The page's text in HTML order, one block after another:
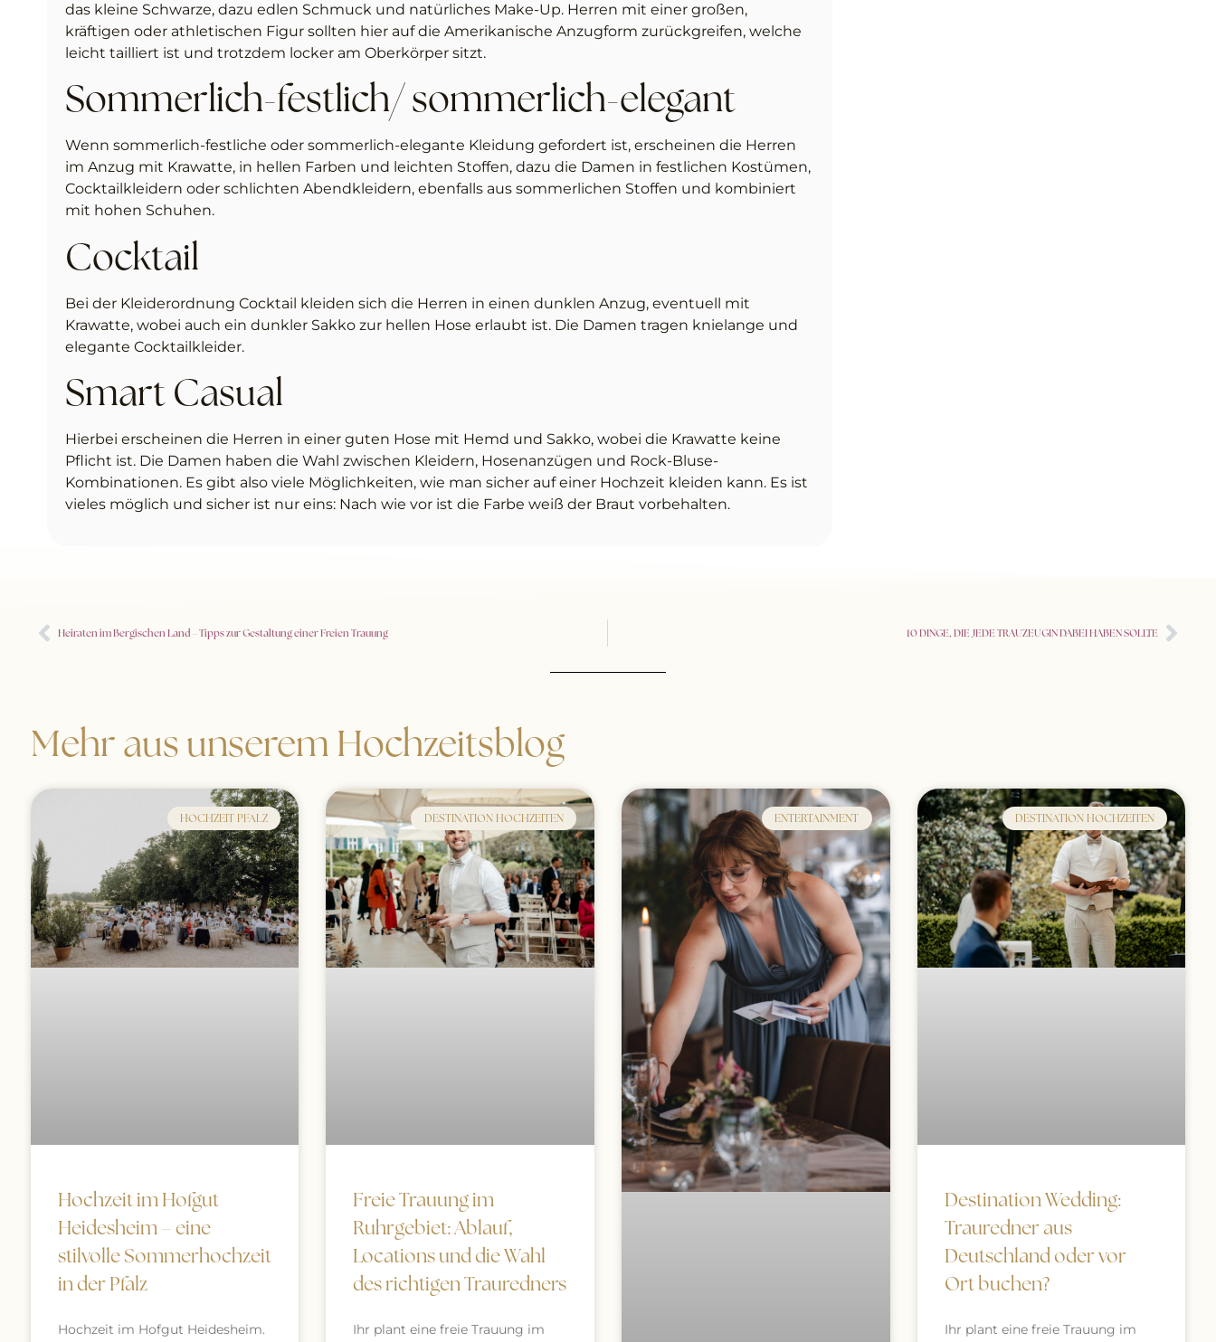
das kleine Schwarze, dazu edlen Schmuck und natürliches Make-Up. Herren mit einer großen,
kräftigen oder athletischen Figur sollten hier auf die Amerikanische Anzugform zurückgreifen, welche
leicht tailliert ist und trotzdem locker am Oberkörper sitzt.
Sommerlich-festlich/ sommerlich-elegant
Wenn sommerlich-festliche oder sommerlich-elegante Kleidung gefordert ist, erscheinen die Herren
im Anzug mit Krawatte, in hellen Farben und leichten Stoffen, dazu die Damen in festlichen Kostümen,
Cocktailkleidern oder schlichten Abendkleidern, ebenfalls aus sommerlichen Stoffen und kombiniert
mit hohen Schuhen.
Cocktail
Bei der Kleiderordnung Cocktail kleiden sich die Herren in einen dunklen Anzug, eventuell mit
Krawatte, wobei auch ein dunkler Sakko zur hellen Hose erlaubt ist. Die Damen tragen knielange und
elegante Cocktailkleider.
Smart Casual
Hierbei erscheinen die Herren in einer guten Hose mit Hemd und Sakko, wobei die Krawatte keine
Pflicht ist. Die Damen haben die Wahl zwischen Kleidern, Hosenanzügen und Rock-Bluse-
Kombinationen. Es gibt also viele Möglichkeiten, wie man sicher auf einer Hochzeit kleiden kann. Es ist
vieles möglich und sicher ist nur eins: Nach wie vor ist die Farbe weiß der Braut vorbehalten.
Heiraten im Bergischen Land – Tipps zur Gestaltung einer Freien Trauung 10 DINGE, DIE JEDE TRAUZEUGIN DABEI HABEN SOLLTE
Mehr aus unserem Hochzeitsblog
HOCHZEIT PFALZ
Hochzeit im Hofgut
Heidesheim – eine
stilvolle Sommerhochzeit
in der Pfalz
Hochzeit im Hofgut Heidesheim.
DESTINATION HOCHZEITEN
Freie Trauung im
Ruhrgebiet: Ablauf,
Locations und die Wahl
des richtigen Trauredners
Ihr plant eine freie Trauung im
ENTERTAINMENT DESTINATION HOCHZEITEN
Destination Wedding:
Trauredner aus
Deutschland oder vor
Ort buchen?
Ihr plant eine freie Trauung im